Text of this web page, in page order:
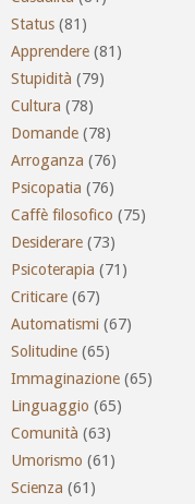
Status (81)
Apprendere (81)
Stupidità (79)
Cultura (78)
Domande (78)
Arroganza (76)
Psicopatia (76)
Caffè filosofico (75)
Desiderare (73)
Psicoterapia (71)
Criticare (67)
Automatismi (67)
Solitudine (65)
Immaginazione (65)
Linguaggio (65)
Comunità (63)
Umorismo (61)
Scienza (61)